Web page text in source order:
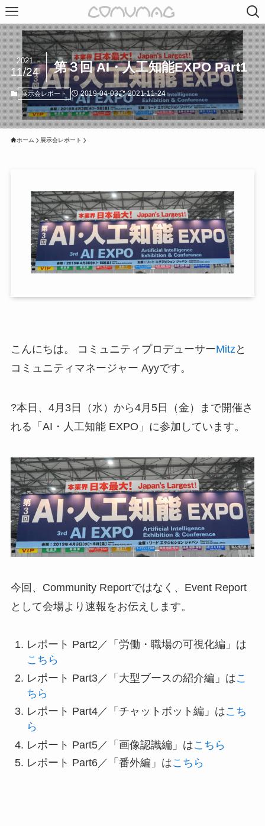
第３回 AI・人工知能EXPO Part1
2021
11/24
展示会レポート 2019-04-03 2021-11-24
ホーム 展示会レポート
こんにちは。 コミュニティプロデューサーMitz と
コミュニティマネージャー Ayyです。
?本日、4月3日（水）から4月5日（金）まで開催さ
れる「AI・人工知能 EXPO」に参加しています。
今回、Community Reportではなく、Event Report
として会場より速報をお伝えします。
レポート Part2／「労働・職場の可視化編」は
こちら
レポート Part3／「大型ブースの紹介編」はこ
ちら
レポート Part4／「チャットボット編」はこち
ら
レポート Part5／「画像認識編」はこちら
レポート Part6／「番外編」はこちら